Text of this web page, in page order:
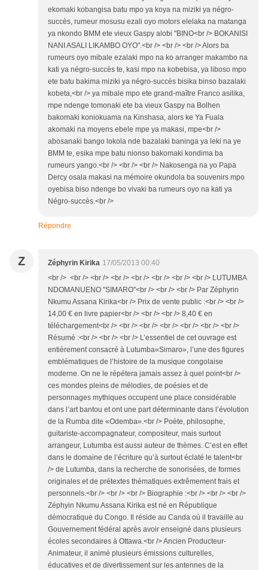
ekomaki kobangisa batu mpo ya koya na miziki ya négro-
succès, rumeur mosusu ezali oyo motors elelaka na matanga
ya nkondo BMM ete vieux Gaspy alobi "BINO<br /> BOKANISI
NANI ASALI LIKAMBO OYO".<br /> <br /> <br /> Alors ba
rumeurs oyo mibale ezalaki mpo na ko arranger makambo na
kati ya négro-succès te, kasi mpo na kobebisa, ya liboso mpo
ete batu bakima miziki ya négro-succès bisika binso bazalaki
kobeta,<br /> ya mibale mpo ete grand-maître Franco asilika,
mpe ndenge tomonaki ete ba vieux Gaspy na Bolhen
bakomaki koniokuama na Kinshasa, alors ke Ya Fuala
akomaki na moyens ebele mpe ya makasi, mpe<br />
abosanaki bango lokola nde bazalaki baninga ya leki na ye
BMM te, esika mpe batu nionso bakomaki kondima ba
rumeurs yango.<br /> <br /> <br /> Nakosenga na yo Papa
Dercy osala makasi na mémoire okundola ba souvenirs mpo
oyebisa biso ndenge bo vivaki ba rumeurs oyo na kati ya
Négro-succès.<br />
Répondre
Z Zéphyrin Kirika 17/05/2013 00:40
<br /> <br /> <br /> <br /> <br /> <br /> <br /> <br /> LUTUMBA
NDOMANUENO "SIMARO"<br /> <br /> <br /> Par Zéphyrin
Nkumu Assana Kirika<br /> Prix de vente public :<br /> <br />
14,00 € en livre papier<br /> <br /> <br /> 8,40 € en
téléchargement<br /> <br /> <br /> <br /> <br /> <br /> <br />
Résumé :<br /> <br /> <br /> L’essentiel de cet ouvrage est
entièrement consacré à Lutumba«Simaro», l’une des figures
emblématiques de l’histoire de la musique congolaise
moderne. On ne le répétera jamais assez à quel point<br />
ces mondes pleins de mélodies, de poésies et de
personnages mythiques occupent une place considérable
dans l’art bantou et ont une part déterminante dans l’évolution
de la Rumba dite «Odemba».<br /> Poète, philosophe,
guitariste-accompagnateur, compositeur, mais surtout
arrangeur, Lutumba est aussi auteur de thèmes. C’est en effet
dans le domaine de l’écriture qu’à surtout éclaté le talent<br
/> de Lutumba, dans la recherche de sonorisées, de formes
originales et de prétextes thématiques extrêmement frais et
personnels.<br /> <br /> <br /> Biographie :<br /> <br /> <br />
Zéphyin Nkumu Assana Kirika est né en République
démocratique du Congo. Il réside au Canda où il travaille au
Gouvernement fédéral après avoir enseigné dans plusieurs
écoles secondaires à Ottawa.<br /> Ancien Producteur-
Animateur, il animé plusieurs émissions culturelles,
éducatives et de divertissement sur les antennes de la